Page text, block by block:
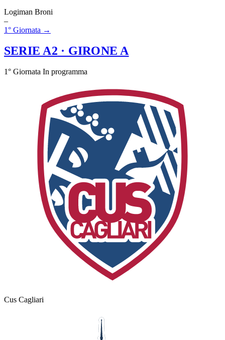
Logiman Broni
–
1° Giornata →
SERIE A2 · GIRONE A
1° Giornata In programma
Cus Cagliari